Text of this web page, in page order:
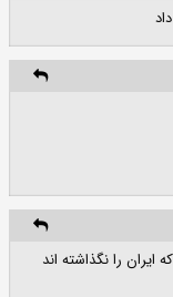
را نگذاشته اند